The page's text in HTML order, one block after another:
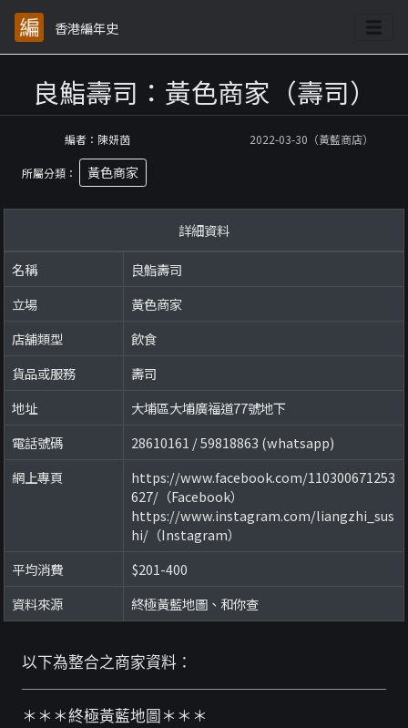
香港編年史
良鮨壽司：黃色商家（壽司）
編者：陳妍茵 2022-03-30（黃藍商店）
所屬分類： 黃色商家
詳細資料
名稱
良鮨壽司
立場
黃色商家
店舖類型
飲食
貨品或服務
壽司
地址
大埔區大埔廣福道77號地下
電話號碼
28610161 / 59818863 (whatsapp)
網上專頁
https://www.facebook.com/110300671253
627/（Facebook）
https://www.instagram.com/liangzhi_sus
hi/（Instagram）
平均消費
$201-400
資料來源
終極黃藍地圖、和你查
以下為整合之商家資料：
＊＊＊終極黃藍地圖＊＊＊